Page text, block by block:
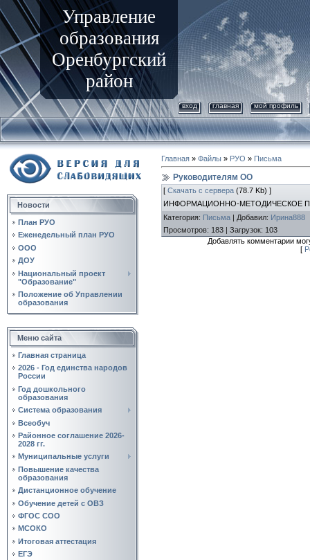
Управление
образования
Оренбургский
район
вход главная мой профиль
Новости
План РУО
Еженедельный план РУО
ООО
ДОУ
Национальный проект
"Образование"
Положение об Управлении
образования
Меню сайта
Главная страница
2026 - Год единства народов
России
Год дошкольного
образования
Система образования
Всеобуч
Районное соглашение 2026-
2028 гг.
Муниципальные услуги
Повышение качества
образования
Дистанционное обучение
Обучение детей с ОВЗ
ФГОС СОО
МСОКО
Итоговая аттестация
ЕГЭ
Главная » Файлы » РУО » Письма
Руководителям ОО
[ Скачать с сервера (78.7 Kb) ]
ИНФОРМАЦИОННО-МЕТОДИЧЕСКОЕ
Категория: Письма | Добавил: Ирина888
Просмотров: 183 | Загрузок: 103
Добавлять комментарии
[